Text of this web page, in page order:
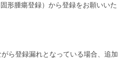
形腫瘍登録）から登録をお願いいた
ら登録漏れとなっている場合、追加